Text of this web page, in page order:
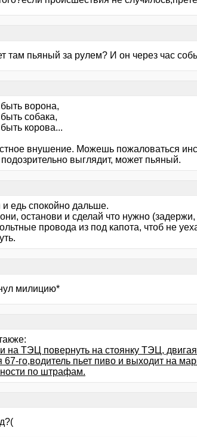
там пьяный за рулем? И он через час
ворона,
собака,
корова...
внушение. Можешь пожаловаться
подозрительно выглядит, может пьяный.
едь спокойно дальше.
останови и сделай что нужно
провода из под капота, чтоб не
милицию*
на ТЭЦ повернуть на стоянку ТЭЦ,
67-го,водитель пьет пиво и выходит на
по штрафам.